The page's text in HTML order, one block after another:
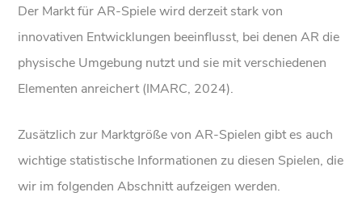
Der Markt für AR-Spiele wird derzeit stark von
innovativen Entwicklungen beeinflusst, bei denen AR die
physische Umgebung nutzt und sie mit verschiedenen
Elementen anreichert (IMARC, 2024).
Zusätzlich zur Marktgröße von AR-Spielen gibt es auch
wichtige statistische Informationen zu diesen Spielen, die
wir im folgenden Abschnitt aufzeigen werden.